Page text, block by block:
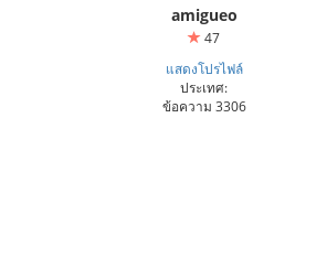
amigueo
47
แสดงโปรไฟล์
ประเทศ:
ข้อความ 3306